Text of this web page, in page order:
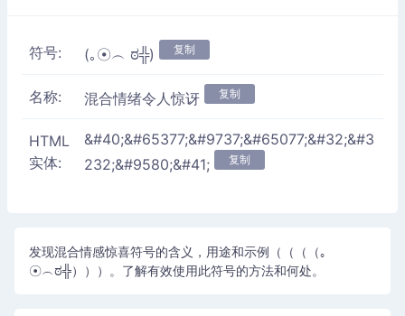
符号: (｡☉︵ ಠ╬) 复制
名称: 混合情绪令人惊讶 复制
HTML
实体:
&#40;&#65377;&#9737;&#65077;&#32;&#3
232;&#9580;&#41;
复制
发现混合情感惊喜符号的含义，用途和示例（（（（｡
☉︵ಠ╬）））。了解有效使用此符号的方法和何处。